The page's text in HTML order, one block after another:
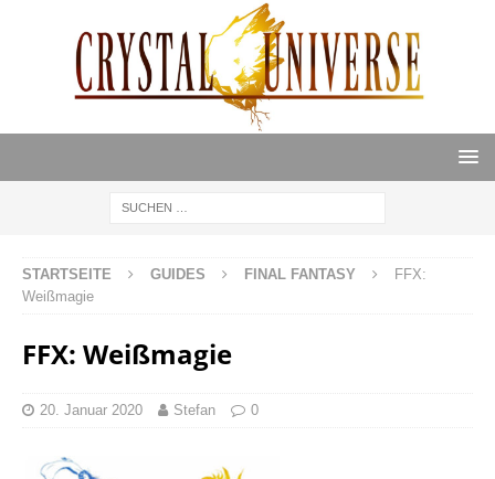
STARTSEITE GUIDES FINAL FANTASY
FFX:
Weißmagie
FFX: Weißmagie
20. Januar 2020 Stefan 0